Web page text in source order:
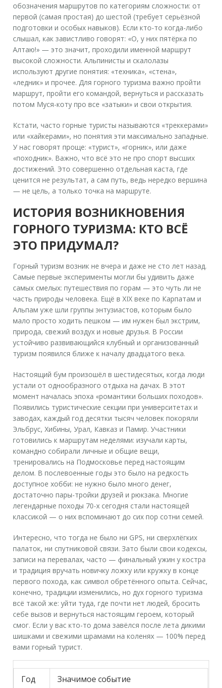
обозначения маршрутов по категориям сложности: от
первой (самая простая) до шестой (требует серьёзной
подготовки и особых навыков). Если кто-то когда-либо
слышал, как завистливо говорят: «О, у них пятёрка по
Алтаю!» — это значит, проходили именной маршрут
высокой сложности. Альпинисты и скалолазы
используют другие понятия: «техника», «стена»,
«ледник» и прочее. Для горного туризма важно пройти
маршрут, пройти его командой, вернуться и рассказать
потом Муся-коту про все «затыки» и свои открытия.
Кстати, часто горные туристы называются «треккерами»
или «хайкерами», но понятия эти максимально западные.
У нас говорят проще: «турист», «горник», или даже
«походник». Важно, что всё это не про спорт высших
достижений. Это совершенно отдельная каста, где
ценится не результат, а сам путь, ведь нередко вершина
— не цель, а только точка на маршруте.
ИСТОРИЯ ВОЗНИКНОВЕНИЯ
ГОРНОГО ТУРИЗМА: КТО ВСЁ
ЭТО ПРИДУМАЛ?
Горный туризм возник не вчера и даже не сто лет назад.
Самые первые эксперименты могли бы удивить даже
самых смелых: путешествия по горам — это чуть ли не
часть природы человека. Ещё в XIX веке по Карпатам и
Альпам уже шли группы энтузиастов, которым было
мало просто ходить пешком — им нужен был экстрим,
природа, свежий воздух и новые друзья. В России
устойчиво развивающийся клубный и организованный
туризм появился ближе к началу двадцатого века.
Настоящий бум произошёл в шестидесятых, когда люди
устали от однообразного отдыха на дачах. В этот
момент началась эпоха «романтики больших походов».
Появились туристические секции при университетах и
заводах, каждый год десятки тысяч человек покоряли
Эльбрус, Хибины, Урал, Кавказ и Памир. Участники
готовились к маршрутам неделями: изучали карты,
командно собирали личные и общие вещи,
тренировались на Подмосковье перед настоящим
делом. В послевоенные годы это было на редкость
доступное хобби: не нужно было много денег,
достаточно пары-тройки друзей и рюкзака. Многие
легендарные походы 70-х сегодня стали настоящей
классикой — о них вспоминают до сих пор сотни семей.
Интересно, что тогда не было ни GPS, ни сверхлёгких
палаток, ни спутниковой связи. Зато были свои кодексы,
записи на перевалах, часто — финальный ужин у костра
и традиция вручать новичку ложку или кружку в конце
первого похода, как символ обретённого опыта. Сейчас,
конечно, традиции изменились, но дух горного туризма
всё такой же: уйти туда, где почти нет людей, бросить
себе вызов и вернуться настоящим героем, который
смог. Если у вас кто-то дома завёлся после лета дикими
шишками и свежими шрамами на коленях — 100% перед
вами горный турист.
Год Значимое событие